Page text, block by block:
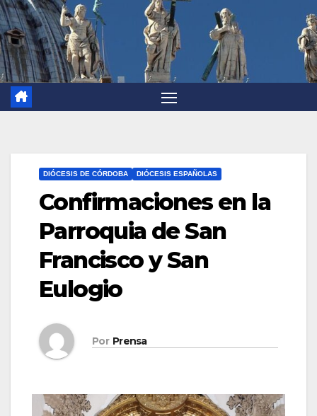
DIÓCESIS DE CÓRDOBA DIÓCESIS ESPAÑOLAS
Confirmaciones en la
Parroquia de San
Francisco y San
Eulogio
Por Prensa